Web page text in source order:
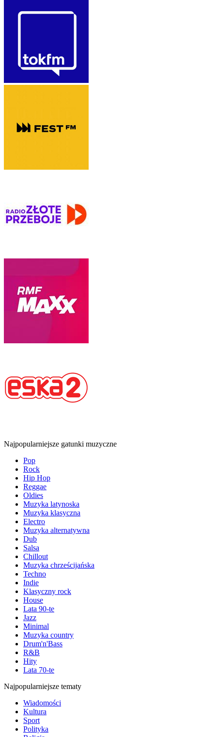
Najpopularniejsze gatunki muzyczne
Pop
Rock
Hip Hop
Reggae
Oldies
Muzyka latynoska
Muzyka klasyczna
Electro
Muzyka alternatywna
Dub
Salsa
Chillout
Muzyka chrześcijańska
Techno
Indie
Klasyczny rock
House
Lata 90-te
Jazz
Minimal
Muzyka country
Drum'n'Bass
R&B
Hity
Lata 70-te
Najpopularniejsze tematy
Wiadomości
Kultura
Sport
Polityka